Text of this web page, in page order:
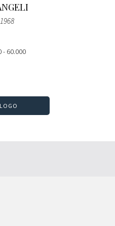
- 60.000